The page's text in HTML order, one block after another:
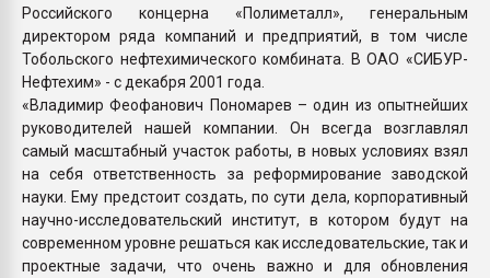
Российского концерна «Полиметалл», генеральным
директором ряда компаний и предприятий, в том числе
Тобольского нефтехимического комбината. В ОАО «СИБУР-
Нефтехим» - с декабря 2001 года.
«Владимир Феофанович Пономарев – один из опытнейших
руководителей нашей компании. Он всегда возглавлял
самый масштабный участок работы, в новых условиях взял
на себя ответственность за реформирование заводской
науки. Ему предстоит создать, по сути дела, корпоративный
научно-исследовательский институт, в котором будут на
современном уровне решаться как исследовательские, так и
проектные задачи, что очень важно и для обновления